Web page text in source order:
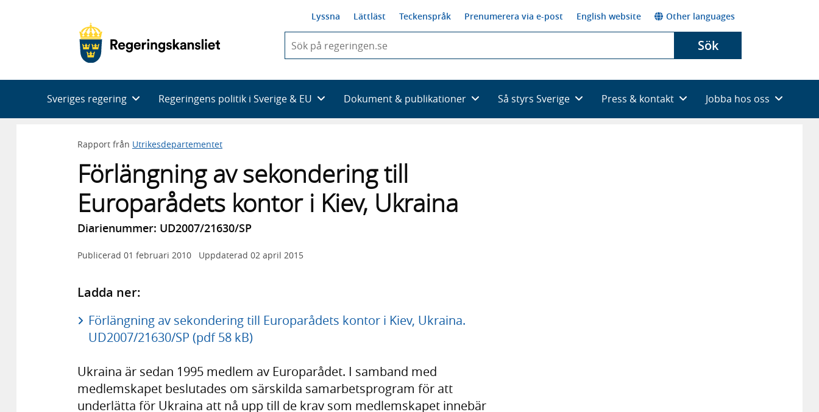
Lyssna Lättläst Teckenspråk Prenumerera via e-post English website Other languages
du
skriva
framträder
en
Sök
Sveriges regering Regeringens politik i Sverige & EU Dokument & publikationer Så styrs Sverige Press & kontakt Jobba hos oss
Rapport från Utrikesdepartementet
Förlängning av sekondering till
Europarådets kontor i Kiev, Ukraina
Diarienummer: UD2007/21630/SP
Publicerad 01 februari 2010 Uppdaterad 02 april 2015
Ladda ner:
Förlängning av sekondering till Europarådets kontor i Kiev, Ukraina.
UD2007/21630/SP (pdf 58 kB)
Ukraina är sedan 1995 medlem av Europarådet. I samband med
medlemskapet beslutades om särskilda samarbetsprogram för att
underlätta för Ukraina att nå upp till de krav som medlemskapet innebär